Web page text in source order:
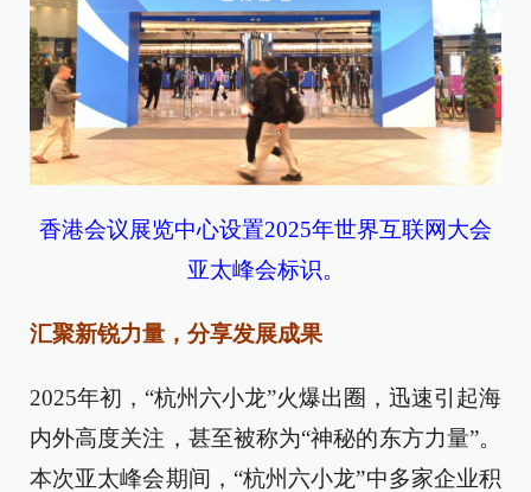
香港会议展览中心设置2025年世界互联网大会
亚太峰会标识。
汇聚新锐力量 ，分享发展成果
2025年初，“杭州六小龙”火爆出圈，迅速引起海
内外高度关注， 甚至被称为“神秘的东方力量”。
本次亚太峰会期间，“杭州六小龙”中多家企业积